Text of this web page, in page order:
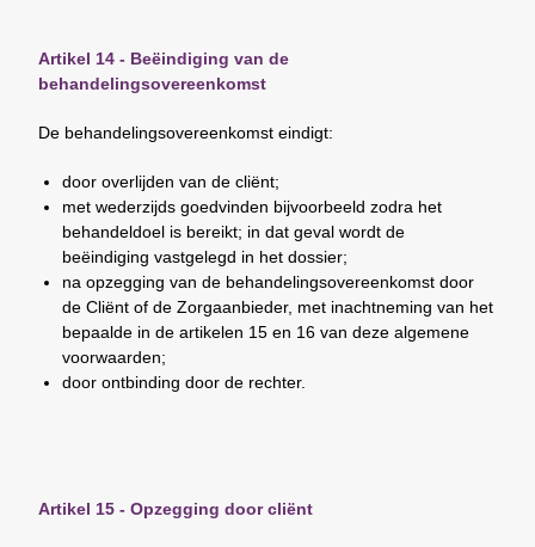
Artikel 14 - Beëindiging van de
behandelingsovereenkomst
De behandelingsovereenkomst eindigt:
door overlijden van de cliënt;
met wederzijds goedvinden bijvoorbeeld zodra het
behandeldoel is bereikt; in dat geval wordt de
beëindiging vastgelegd in het dossier;
na opzegging van de behandelingsovereenkomst door
de Cliënt of de Zorgaanbieder, met inachtneming van het
bepaalde in de artikelen 15 en 16 van deze algemene
voorwaarden;
door ontbinding door de rechter.
Artikel 15 - Opzegging door cliënt